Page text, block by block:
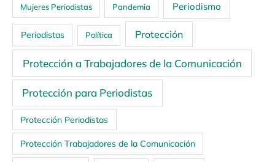
Mujeres Periodistas Pandemia Periodismo
Periodistas Política Protección
Protección a Trabajadores de la Comunicación
Protección para Periodistas
Protección Periodistas
Protección Trabajadores de la Comunicación